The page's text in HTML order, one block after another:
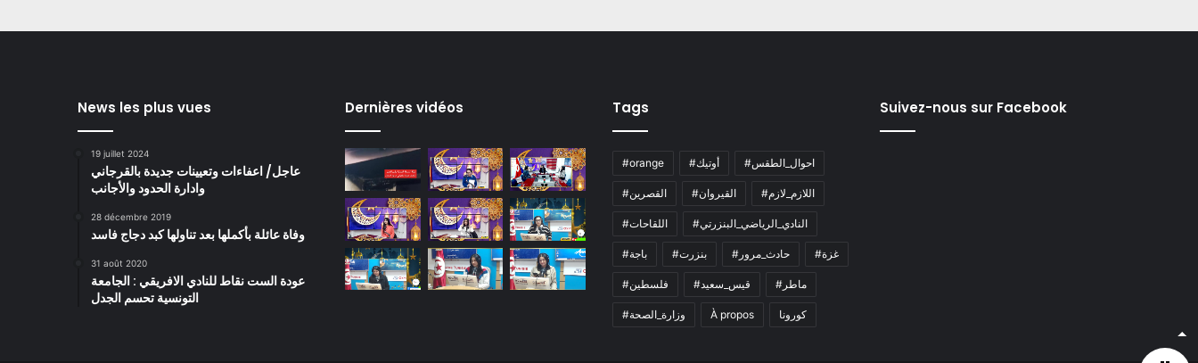
News les plus vues
19 juillet 2024
عاجل/ اعفاءات وتعيينات جديدة بالقرجاني
وادارة الحدود والأجانب
28 décembre 2019
وفاة عائلة بأكملها بعد تناولها كبد دجاج فاسد
31 août 2020
عودة الست نقاط للنادي الافريقي : الجامعة
التونسية تحسم الجدل
Dernières vidéos Tags
#orange #أوتيك #احوال_الطقس
#القصرين #القيروان #اللازم_لازم
#اللقاحات #النادي_الرياضي_البنزرتي
#باجة #بنزرت #حادث_مرور #غزة
#فلسطين #قيس_سعيد #ماطر
#وزارة_الصحة À propos كورونا
Suivez-nous sur Facebook